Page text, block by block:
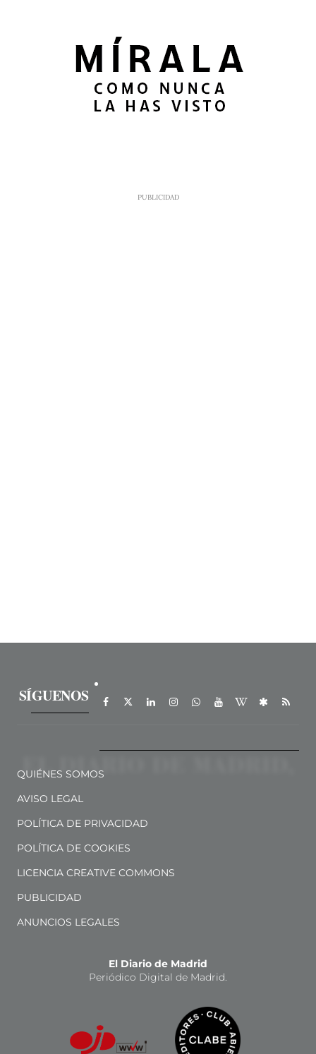
SÍGUENOS
QUIÉNES SOMOS
AVISO LEGAL
POLÍTICA DE PRIVACIDAD
POLÍTICA DE COOKIES
LICENCIA CREATIVE COMMONS
PUBLICIDAD
ANUNCIOS LEGALES
El Diario de Madrid
Periódico Digital de Madrid.